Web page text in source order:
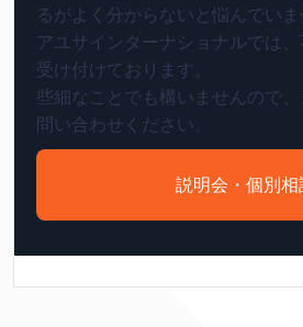
るがよく分からないと悩んでいま
アユサインターナショナルでは
受け付けております。
些細なことでも構いませんので
問い合わせください。
説明会・個別相